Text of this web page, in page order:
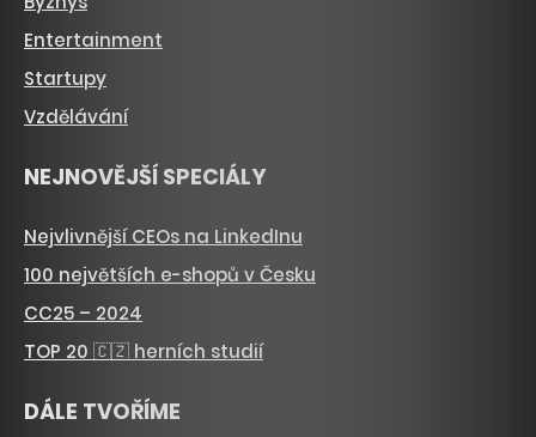
Entertainment
Startupy
Vzdělávání
NEJNOVĚJŠÍ SPECIÁLY
Nejvlivnější CEOs na LinkedInu
100 největších e-shopů v Česku
CC25 – 2024
TOP 20 🇨🇿 herních studií
DÁLE TVOŘÍME